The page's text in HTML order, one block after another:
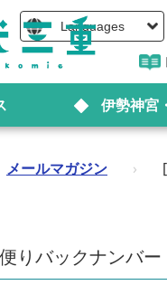
Languages
伊勢神宮
メールマガジン ›
りバックナンバー